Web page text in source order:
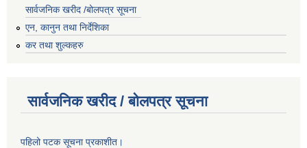
सार्वजनिक खरीद /बोलपत्र सूचना
एन, कानुन तथा निर्देशिका
कर तथा शुल्कहरु
सार्वजनिक खरीद / बोलपत्र सूचना
पहिलो पटक सूचना प्रकाशीत।